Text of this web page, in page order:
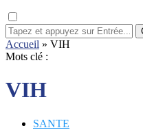
Accueil » VIH
Mots clé :
VIH
SANTE